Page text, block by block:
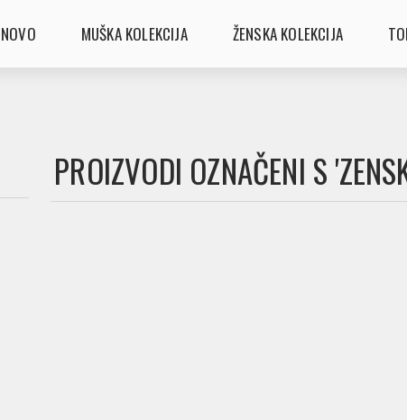
NOVO MUŠKA KOLEKCIJA ŽENSKA KOLEKCIJA
PROIZVODI OZNAČENI S